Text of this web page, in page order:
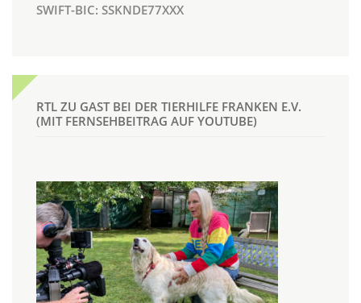
SWIFT-BIC: SSKNDE77XXX
RTL ZU GAST BEI DER TIERHILFE FRANKEN E.V.
(MIT FERNSEHBEITRAG AUF YOUTUBE)